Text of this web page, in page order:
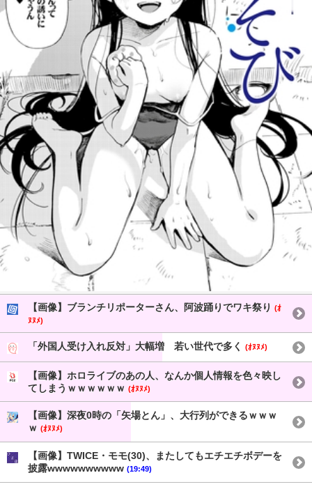
【画像】ブランチリポーターさん、阿波踊りでワキ祭り (ｵ
ﾇﾇﾒ)
「外国人受け入れ反対」大幅増 若い世代で多く (ｵﾇﾇﾒ)
【画像】ホロライブのあの人、なんか個人情報を色々映し
てしまうｗｗｗｗｗｗ (ｵﾇﾇﾒ)
【画像】深夜0時の「矢場とん」、大行列ができるｗｗｗ
ｗ (ｵﾇﾇﾒ)
【画像】TWICE・モモ(30)、またしてもエチエチボデーを
披露wwwwwwwwww (19:49)